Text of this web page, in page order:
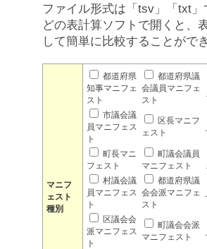
ファイル形式は「tsv」「txt」
どの表計算ソフトで開くと、
して簡単に比較することがで
マニフ
ェスト
種別
都道府県
知事マニフェ
スト
都道府県議
会議員マニフェ
スト
市議会議
員マニフェス
ト
区長マニフ
ェスト
町長マニ
フェスト
町議会議員
マニフェスト
村議会議
員マニフェス
ト
都道府県議
会会派マニフェ
スト
区議会会
派マニフェス
ト
町議会会派
マニフェスト